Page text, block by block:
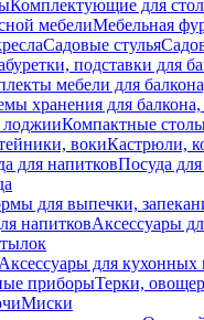
Комплектующие для
мебелиМебельная
Садовые стулья
подставки для
мебели для
хранения для
лоджииКомпактные
вокиКастрюли,
для напитковПосуда
для выпечки,
напитковАксессуары
Аксессуары для кухонных
приборыТерки,
Миски